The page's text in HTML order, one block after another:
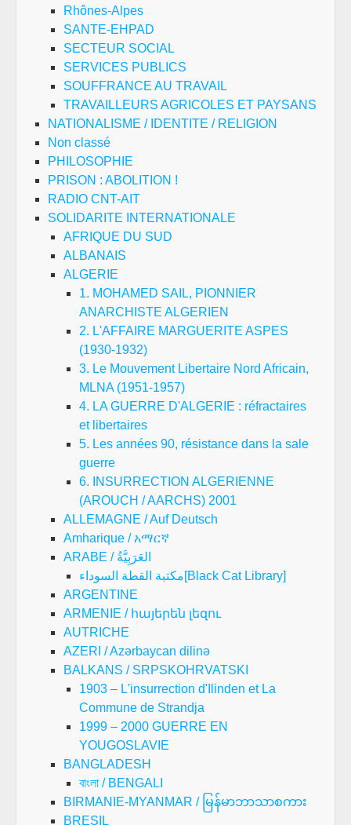
Rhônes-Alpes
SANTE-EHPAD
SECTEUR SOCIAL
SERVICES PUBLICS
SOUFFRANCE AU TRAVAIL
TRAVAILLEURS AGRICOLES ET PAYSANS
NATIONALISME / IDENTITE / RELIGION
Non classé
PHILOSOPHIE
PRISON : ABOLITION !
RADIO CNT-AIT
SOLIDARITE INTERNATIONALE
AFRIQUE DU SUD
ALBANAIS
ALGERIE
1. MOHAMED SAIL, PIONNIER
ANARCHISTE ALGERIEN
2. L'AFFAIRE MARGUERITE ASPES
(1930-1932)
3. Le Mouvement Libertaire Nord Africain,
MLNA (1951-1957)
4. LA GUERRE D'ALGERIE : réfractaires
et libertaires
5. Les années 90, résistance dans la sale
guerre
6. INSURRECTION ALGERIENNE
(AROUCH / AARCHS) 2001
ALLEMAGNE / Auf Deutsch
Amharique / አማርኛ
ARABE / العَرَبِيَّةُ
مكتبة القطة السوداء[Black Cat Library]
ARGENTINE
ARMENIE / հայերեն լեզու
AUTRICHE
AZERI / Azərbaycan dilinə
BALKANS / SRPSKOHRVATSKI
1903 – L'insurrection d'Ilinden et La
Commune de Strandja
1999 – 2000 GUERRE EN
YOUGOSLAVIE
BANGLADESH
বাংলা / BENGALI
BIRMANIE-MYANMAR / မြန်မာဘာသာစကား
BRESIL